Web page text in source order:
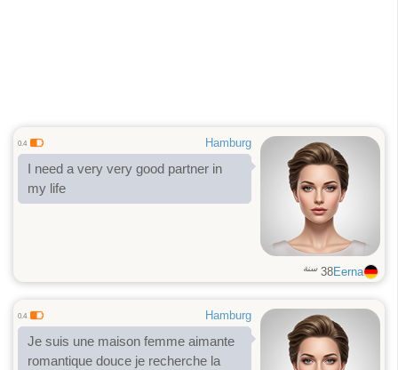
Hamburg
0.4
I need a very very good partner in
my life
Eerna
38 سنة
Hamburg
0.4
Je suis une maison femme aimante
romantique douce je recherche la